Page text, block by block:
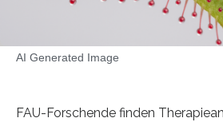
AI Generated Image
FAU-Forschende finden